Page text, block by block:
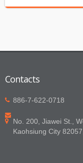
Contacts
886-7-622-0718
No. 200, Jiawei St.,
Kaohsiung City